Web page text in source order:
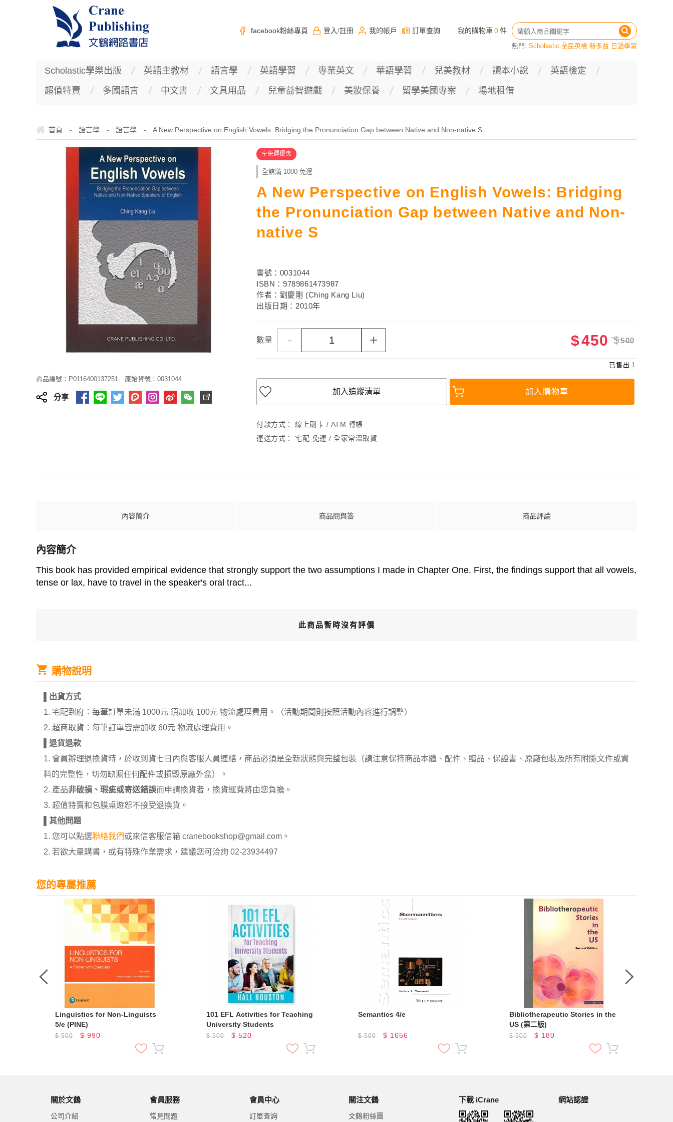
facebook粉絲專頁 登入 /註冊 我的帳戶 訂單查詢 我的購物車 0件
熱門: Scholastic 全民英檢 新多益 日語學習
Scholastic學樂出版 英語主教材 語言學 英語學習 專業英文 華語學習 兒美教材 讀本小說
英語檢定
超值特賣
多國語言 中文書 文具用品 兒童益智遊戲 美妝保養 留學美國專案 場地租借
首頁 - 語言學 - 語言學 - A New Perspective on English Vowels: Bridging the Pronunciation Gap between Native and Non-native S
商品編號：P0116400137251 原始貨號：0031044
分享
享免運優惠
全館滿 1000 免運
A New Perspective on English Vowels: Bridging
the Pronunciation Gap between Native and Non-
native S
書號：0031044
ISBN：9789861473987
作者：劉慶剛 (Ching Kang Liu)
出版日期：2010年
數量 - + $450 $500
已售出 1
加入追蹤清單 加入購物車
付款方式：
線上刷卡 / ATM 轉帳
運送方式：
宅配-免運 / 全家常溫取貨
內容簡介 商品問與答 商品評論
內容簡介
This book has provided empirical evidence that strongly support the two assumptions I made in Chapter One. First, the findings support that all vowels,
tense or lax, have to travel in the speaker's oral tract...
此商品暫時沒有評價
購物說明
出貨方式
1. 宅配到府：每筆訂單未滿 1000元 須加收 100元 物流處理費用。（活動期間則按照活動內容進行調整）
2. 超商取貨：每筆訂單皆需加收 60元 物流處理費用。
退貨退款
1. 會員辦理退換貨時，於收到貨七日內與客服人員連絡，商品必須是全新狀態與完整包裝（請注意保持商品本體、配件、贈品、保證書、原廠包裝及所有附隨文件或資
料的完整性，切勿缺漏任何配件或損毀原廠外盒）。
2. 產品非破損、瑕疵或寄送錯誤而申請換貨者，換貨運費將由您負擔。
3. 超值特賣和包膜桌遊恕不接受退換貨。
其他問題
1. 您可以點選聯絡我們或來信客服信箱 cranebookshop@gmail.com。
2. 若欲大量購書，或有特殊作業需求，建議您可洽詢 02-23934497
您的專屬推薦
Linguistics for Non-Linguists
5/e (PINE)
$500 $ 990
101 EFL Activities for Teaching
University Students
$500 $520
Semantics 4/e
$500 $ 1656
Bibliotherapeutic Stories in the
US (第二版)
$500 $ 180
關於文鶴
公司介紹
會員服務
常見問題
會員中心
訂單查詢
關注文鶴
文鶴粉絲團
下載 iCrane 網站認證